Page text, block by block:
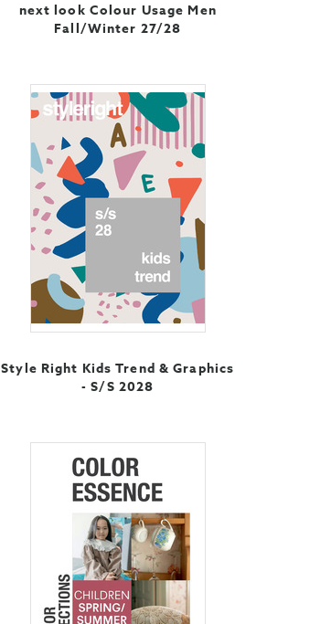
next look Colour Usage Men
Fall/Winter 27/28
Style Right Kids Trend & Graphics
- S/S 2028